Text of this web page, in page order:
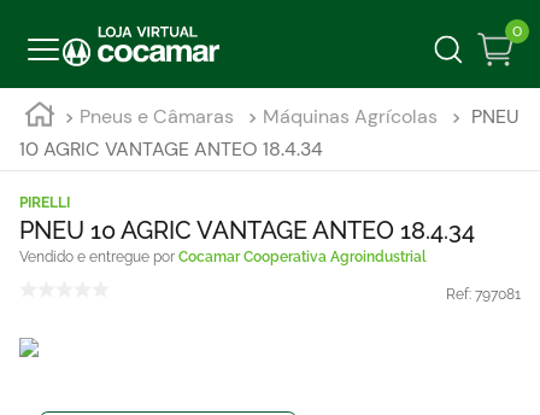
0
Pneus e Câmaras Máquinas Agrícolas
PNEU
10 AGRIC VANTAGE ANTEO 18.4.34
PIRELLI
PNEU 10 AGRIC VANTAGE ANTEO 18.4.34
Cocamar Cooperativa Agroindustrial
Ref: 797081